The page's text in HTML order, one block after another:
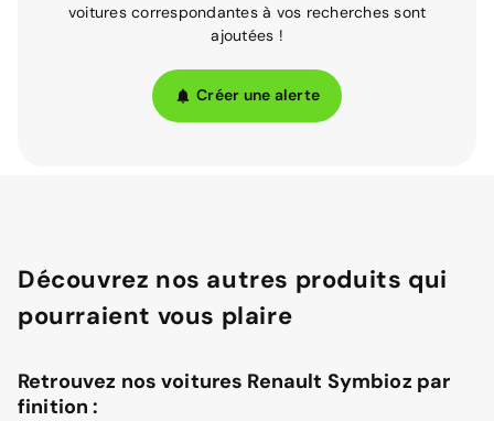
voitures correspondantes à vos recherches sont
ajoutées !
Créer une alerte
Découvrez nos autres produits qui
pourraient vous plaire
Retrouvez nos voitures Renault Symbioz par
finition :